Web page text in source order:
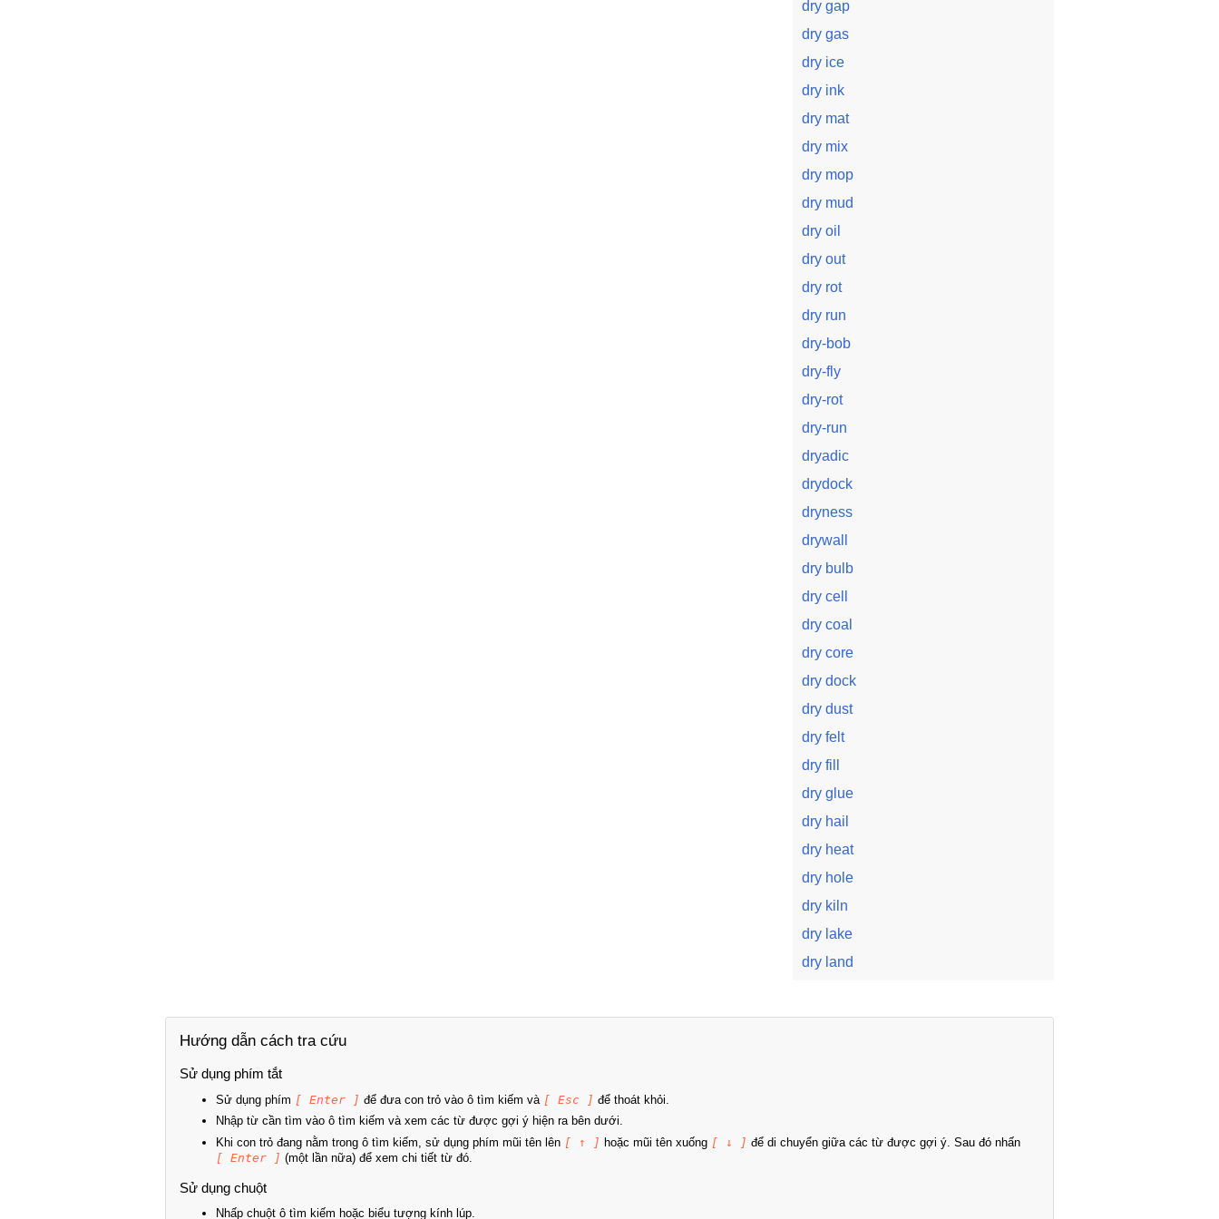
dry gap
dry gas
dry ice
dry ink
dry mat
dry mix
dry mop
dry mud
dry oil
dry out
dry rot
dry run
dry-bob
dry-fly
dry-rot
dry-run
dryadic
drydock
dryness
drywall
dry bulb
dry cell
dry coal
dry core
dry dock
dry dust
dry felt
dry fill
dry glue
dry hail
dry heat
dry hole
dry kiln
dry lake
dry land
Hướng dẫn cách tra cứu
Sử dụng phím tắt
Sử dụng phím [ Enter ] để đưa con trỏ vào ô tìm kiếm và [ Esc ] để thoát khỏi.
Nhập từ cần tìm vào ô tìm kiếm và xem các từ được gợi ý hiện ra bên dưới.
Khi con trỏ đang nằm trong ô tìm kiếm, sử dụng phím mũi tên lên [ ↑ ] hoặc mũi tên xuống [ ↓ ] để di chuyển giữa các từ được gợi ý. Sau đó nhấn
[ Enter ] (một lần nữa) để xem chi tiết từ đó.
Sử dụng chuột
Nhấp chuột ô tìm kiếm hoặc biểu tượng kính lúp.